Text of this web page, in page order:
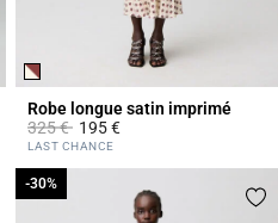
Robe longue satin imprimé
Prix réduit à partir de
325 €à195 €
4,2 out of 5 Customer Rating
LAST CHANCE
-30%
-30%